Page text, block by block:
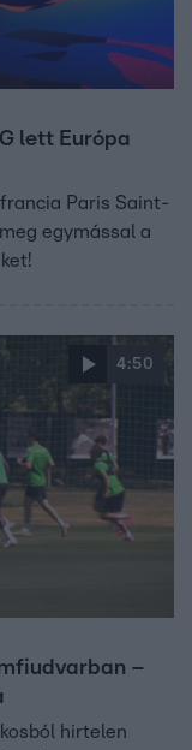
lett Európa
Paris Saint-
egymással a
4:50
–
hirtelen